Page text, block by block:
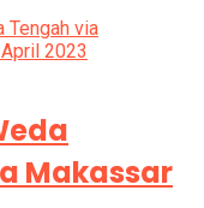
Makassar